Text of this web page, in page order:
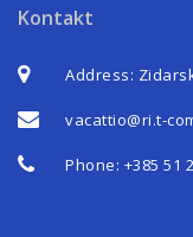
Kontakt
Address:
vacattio@ri.t-
Phone: +385 51